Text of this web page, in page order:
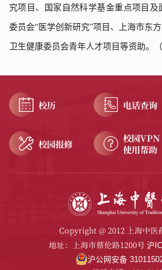
究项目、国家自然科学基金重点项目
委员会“医学创新研究”项目、上海市东
卫生健康委员会青年人才项目等资助。
校历 电话查询
校园报修
校园VPN
使用帮助
Copyright @ 2012 上海中医
地址：上海市蔡伦路1200号 沪
沪公网安备